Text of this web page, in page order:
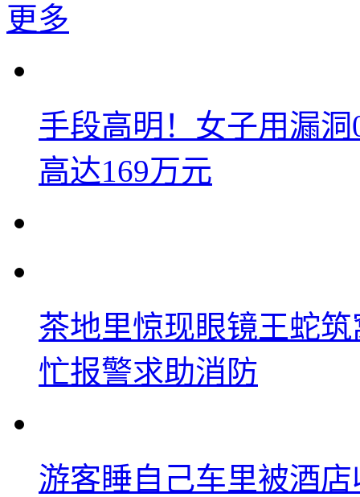
更多
手段高明！女子用漏
高达169万元
茶地里惊现眼镜王蛇
忙报警求助消防
游客睡自己车里被酒